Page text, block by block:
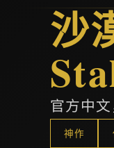
沙
官方中
神作